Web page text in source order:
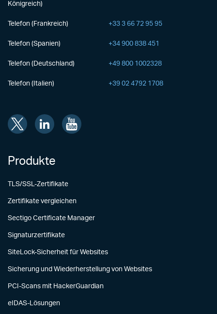
Königreich)
Telefon (Frankreich) +33 3 66 72 95 95
Telefon (Spanien) +34 900 838 451
Telefon (Deutschland) +49 800 1002328
Telefon (Italien) +39 02 4792 1708
Produkte
TLS/SSL-Zertifikate
Zertifikate vergleichen
Sectigo Certificate Manager
Signaturzertifikate
SiteLock-Sicherheit für Websites
Sicherung und Wiederherstellung von Websites
PCI-Scans mit HackerGuardian
eIDAS-Lösungen